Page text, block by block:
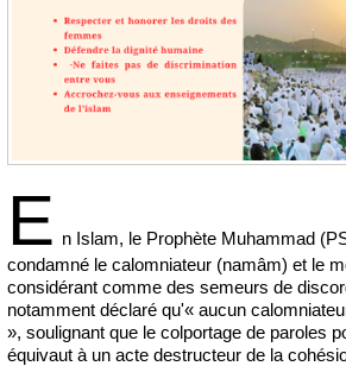
E n Islam, le Prophète Muhammad
condamné le calomniateur (namâm) et le
considérant comme des semeurs de
notamment déclaré qu'« aucun
», soulignant que le colportage de paroles
équivaut à un acte destructeur de la